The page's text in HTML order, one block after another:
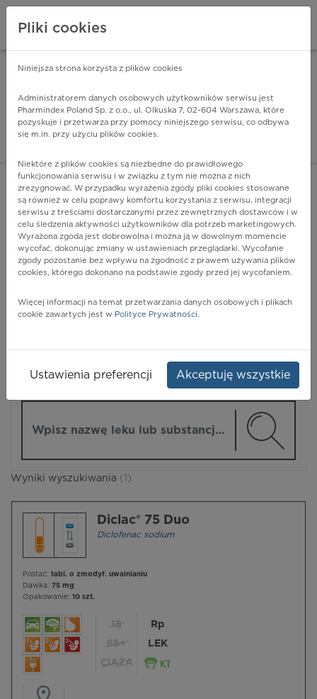
Pharmindex - lider
ZALOGUJ SIĘ
POKAŻ FILTRY
Pharmindex
Wyniki wyszukiwania (1)
Diclac® 75 Duo
Diclofenac sodium
Postać: tabl. o zmodyf. uwalnianiu
Dawka: 75 mg
Opakowanie: 10 szt.
18
65+
CIĄŻA
Rp
LEK
Pliki cookies
Niniejsza strona korzysta z plików cookies
Administratorem danych osobowych użytkowników serwisu jest
Pharmindex Poland Sp. z o.o., ul. Olkuska 7, 02-604 Warszawa, które
pozyskuje i przetwarza przy pomocy niniejszego serwisu, co odbywa
się m.in. przy użyciu plików cookies.
Niektóre z plików cookies są niezbędne do prawidłowego
funkcjonowania serwisu i w związku z tym nie można z nich
zrezygnować. W przypadku wyrażenia zgody pliki cookies stosowane
są również w celu poprawy komfortu korzystania z serwisu, integracji
serwisu z treściami dostarczanymi przez zewnętrznych dostawców i w
celu śledzenia aktywności użytkowników dla potrzeb marketingowych.
Wyrażona zgoda jest dobrowolna i można ją w dowolnym momencie
wycofać, dokonując zmiany w ustawieniach przeglądarki. Wycofanie
zgody pozostanie bez wpływu na zgodność z prawem używania plików
cookies, którego dokonano na podstawie zgody przed jej wycofaniem.
Więcej informacji na temat przetwarzania danych osobowych i plikach
cookie zawartych jest w Polityce Prywatności.
Ustawienia preferencji Akceptuję wszystkie
ZA DARMO - w Google Play INSTALUJ